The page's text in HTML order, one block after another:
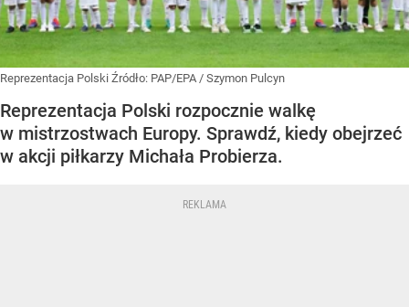
Reprezentacja Polski Źródło: PAP/EPA / Szymon Pulcyn
Reprezentacja Polski rozpocznie walkę
w mistrzostwach Europy. Sprawdź, kiedy obejrzeć
w akcji piłkarzy Michała Probierza.